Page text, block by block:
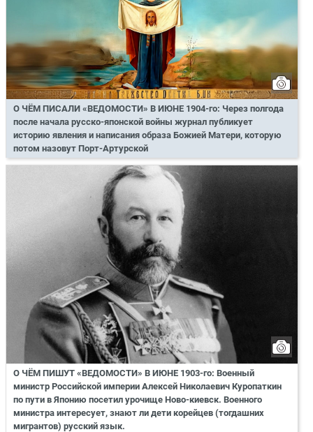
О ЧЁМ ПИСАЛИ «ВЕДОМОСТИ» В ИЮНЕ 1904-го: Через полгода
после начала русско-японской войны журнал публикует
историю явления и написания образа Божией Матери, которую
потом назовут Порт-Артурской
О ЧЁМ ПИШУТ «ВЕДОМОСТИ» В ИЮНЕ 1903-го: Военный
министр Российской империи Алексей Николаевич Куропаткин
по пути в Японию посетил урочище Ново-киевск. Военного
министра интересует, знают ли дети корейцев (тогдашних
мигрантов) русский язык.